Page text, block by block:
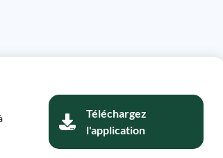
Téléchargez
l'application